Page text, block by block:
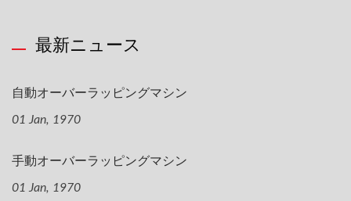
最新ニュース
自動オーバーラッピングマシン
01 Jan, 1970
手動オーバーラッピングマシン
01 Jan, 1970